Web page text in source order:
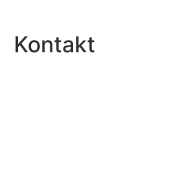
Kontakt